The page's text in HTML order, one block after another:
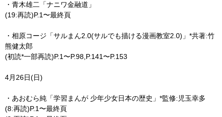
・青木雄二「ナニワ金融道」
(19:再読)P.1〜最終頁
・相原コージ「サルまん2.0(サルでも描ける漫画教室2.0)」*共著:竹
熊健太郎
(初読*一部再読)P.1〜P.98,P.141〜P.153
4月26日(日)
・あおむら純「学習まんが 少年少女日本の歴史」*監修:児玉幸多
(8:再読)P.1〜最終頁